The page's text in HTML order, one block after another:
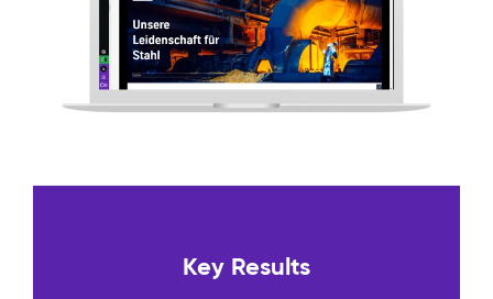
Key Results